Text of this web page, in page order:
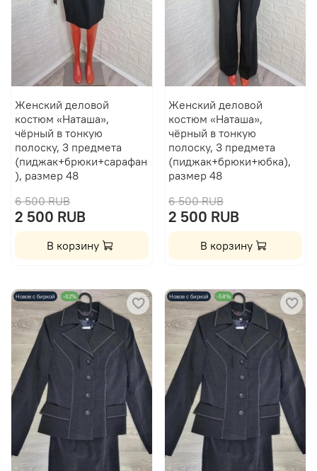
Женский деловой
костюм «Наташа»,
чёрный в тонкую
полоску, 3 предмета
(пиджак+брюки+сарафан
), размер 48
6 500 RUB
2 500 RUB
В корзину
Женский деловой
костюм «Наташа»,
чёрный в тонкую
полоску, 3 предмета
(пиджак+брюки+юбка),
размер 48
6 500 RUB
2 500 RUB
В корзину
Новое с биркой -62% Новое с биркой -58%